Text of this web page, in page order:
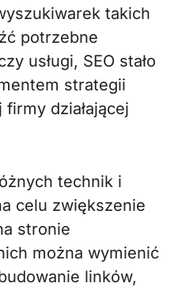
takich
potrzebne
usługi, SEO stało
strategii
działającej
technik i
celu zwiększenie
stronie
można wymienić
linków,